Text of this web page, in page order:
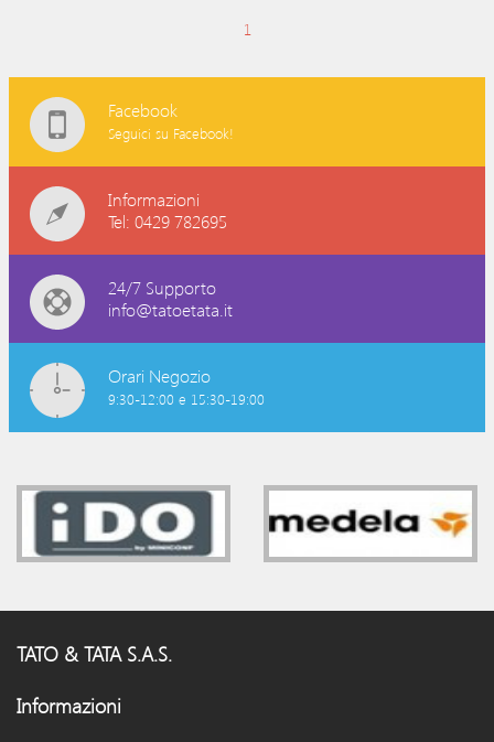
1
Facebook
Seguici su Facebook!
Informazioni
Tel: 0429 782695
24/7 Supporto
info@tatoetata.it
Orari Negozio
9:30-12:00 e 15:30-19:00
TATO & TATA S.A.S.
Informazioni